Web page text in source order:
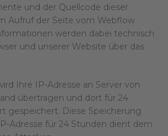
und der Quellcode dieser
Aufruf der Seite vom Webflow
werden dabei technisch
und unserer Website über das
Ihre IP-Adresse an Server von
übertragen und dort für 24
gespeichert. Diese Speicherung
Adresse für 24 Stunden dient dem